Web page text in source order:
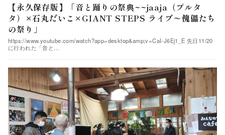
【永久保存版】「音と踊りの祭典~~jaaja（プルタ
タ）×石丸だいこ×GIANT STEPS ライブ〜傀儡たち
の祭り」
https://www.youtube.com/watch?app=desktop&amp;v=CaI-J6Ej1_E 先日11/20
に行われた「音と…